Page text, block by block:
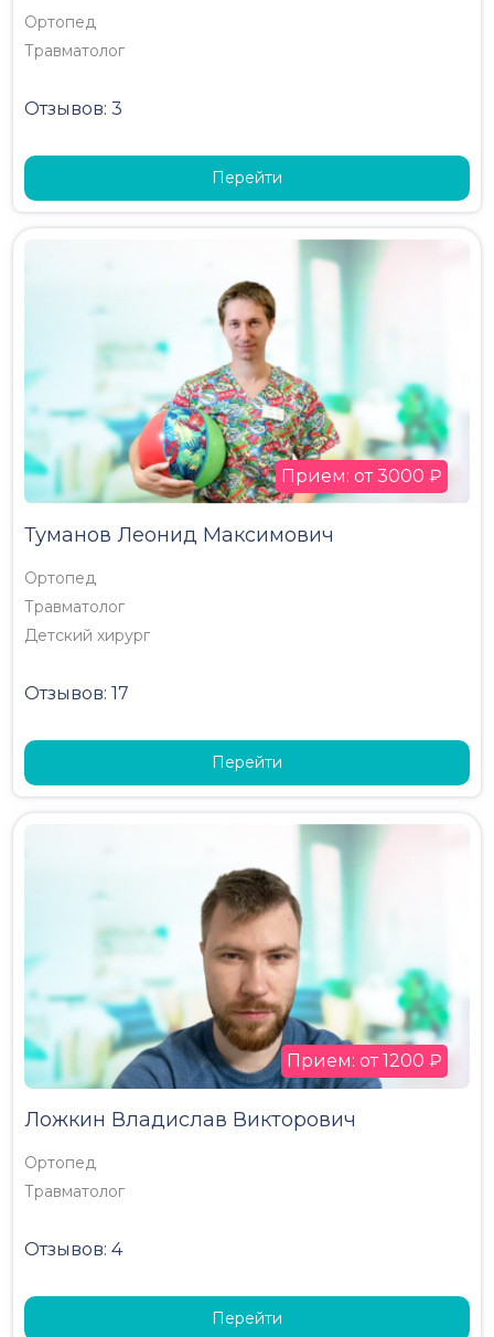
Ортопед
Травматолог
Отзывов: 3
Перейти
Туманов Леонид Максимович
Ортопед
Травматолог
Детский хирург
Отзывов: 17
Прием: от 3000 ₽
Перейти
Ложкин Владислав Викторович
Ортопед
Травматолог
Отзывов: 4
Прием: от 1200 ₽
Перейти